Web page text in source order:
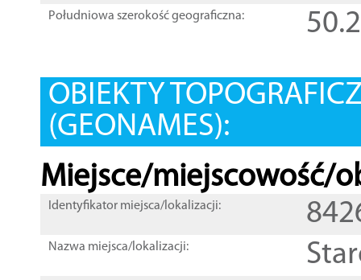
Południowa szerokość geograficzna:
OBIEKTY
(GEONAMES):
Miejsce/miejscowość/
Identyfikator miejsca/lokalizacji:
Nazwa miejsca/lokalizacji: